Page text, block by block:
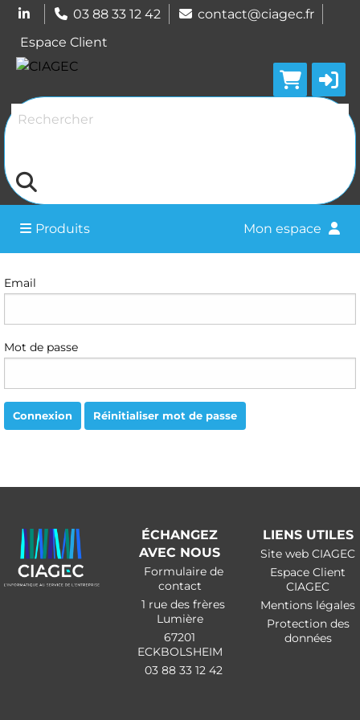
03 88 33 12 42
contact@ciagec.fr
Espace Client
Rechercher
Produits Mon espace
Connexion
Email
Mot de passe
Connexion Réinitialiser mot de passe
ÉCHANGEZ
AVEC NOUS
Formulaire de
contact
1 rue des frères
Lumière
67201
ECKBOLSHEIM
03 88 33 12 42
LIENS UTILES
Site web CIAGEC
Espace Client
CIAGEC
Mentions légales
Protection des
données